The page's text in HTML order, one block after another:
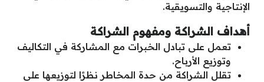
الإنتاجية والتسويقية.
أهداف الشراكة ومفهوم الشراكة
تعمل على تبادل الخبرات مع المشاركة في التكاليف
وتوزيع الأرباح.
تقلل الشراكة من حدة المخاطر نظرًا لتوزيعها على